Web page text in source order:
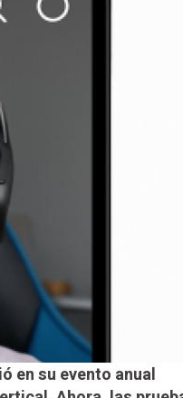
en su evento anual